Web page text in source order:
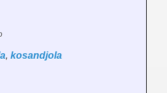
, kosandjola